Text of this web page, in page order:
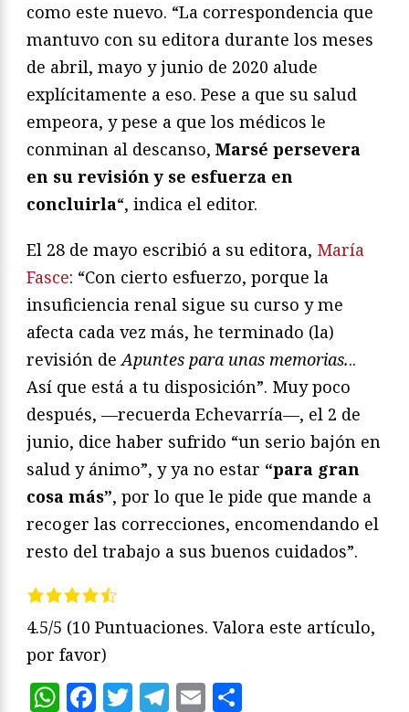
como este nuevo. “La correspondencia que
mantuvo con su editora durante los meses
de abril, mayo y junio de 2020 alude
explícitamente a eso. Pese a que su salud
empeora, y pese a que los médicos le
conminan al descanso, Marsé persevera
en su revisión y se esfuerza en
concluirla“, indica el editor.
El 28 de mayo escribió a su editora, María
Fasce: “Con cierto esfuerzo, porque la
insuficiencia renal sigue su curso y me
afecta cada vez más, he terminado (la)
revisión de Apuntes para unas memorias...
Así que está a tu disposición”. Muy poco
después, —recuerda Echevarría—, el 2 de
junio, dice haber sufrido “un serio bajón en
salud y ánimo”, y ya no estar “para gran
cosa más”, por lo que le pide que mande a
recoger las correcciones, encomendando el
resto del trabajo a sus buenos cuidados”.
4.5/5 (10 Puntuaciones. Valora este artículo,
por favor)
WhatsApp
Facebook
Twitter
Telegram
Email